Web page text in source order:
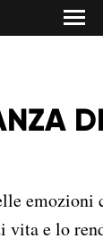
emozioni
vita e lo